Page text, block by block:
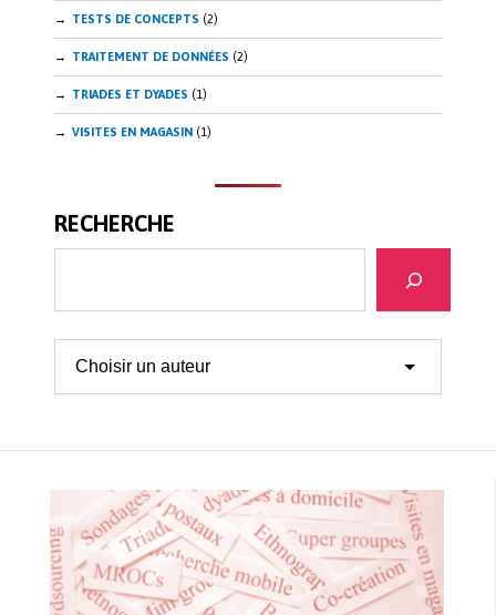
TESTS DE CONCEPTS (2)
TRAITEMENT DE DONNÉES (2)
TRIADES ET DYADES (1)
VISITES EN MAGASIN (1)
RECHERCHE